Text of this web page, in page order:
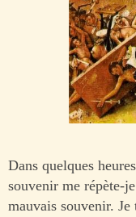
Dans quelques
souvenir me répète-
mauvais souvenir. Je